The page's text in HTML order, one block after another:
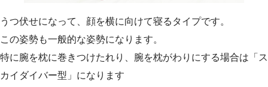
うつ伏せになって、顔を横に向けて寝るタイプです。
この姿勢も一般的な姿勢になります。
特に腕を枕に巻きつけたれり、腕を枕がわりにする場合は「ス
カイダイバー型」になります